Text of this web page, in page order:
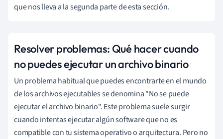
que nos lleva a la segunda parte de esta sección.
Resolver problemas: Qué hacer cuando
no puedes ejecutar un archivo binario
Un problema habitual que puedes encontrarte en el mundo
de los archivos ejecutables se denomina "No se puede
ejecutar el archivo binario". Este problema suele surgir
cuando intentas ejecutar algún software que no es
compatible con tu sistema operativo o arquitectura. Pero no